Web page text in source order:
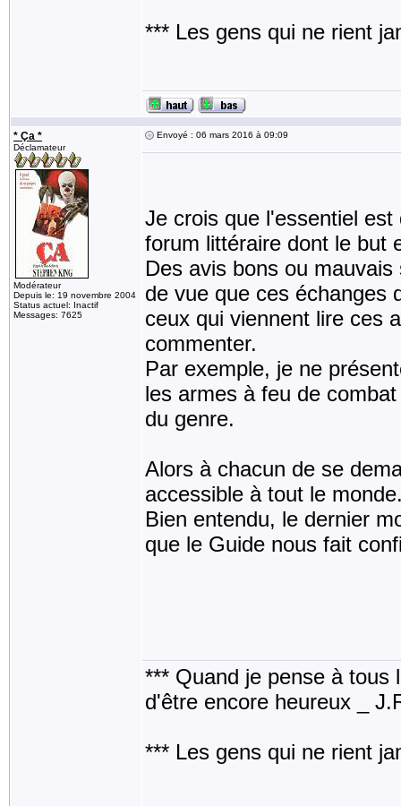
*** Les gens qui ne rient
* Ça *
Déclamateur
Modérateur
Depuis le: 19 novembre 2004
Status actuel: Inactif
Messages: 7625
Envoyé : 06 mars 2016 à 09:09
Je crois que l'essentiel
forum littéraire dont le but
Des avis bons ou
de vue que ces échanges
ceux qui viennent lire ces
commenter.
Par exemple, je ne
les armes à feu de
du genre.
Alors à chacun de se
accessible à tout le
Bien entendu, le dernier
que le Guide nous fait
*** Quand je pense à tous
d'être encore heureux _
*** Les gens qui ne rient